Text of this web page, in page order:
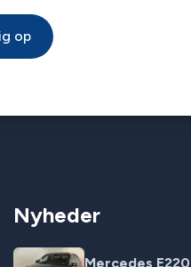
op
Nyheder
Mercedes E220